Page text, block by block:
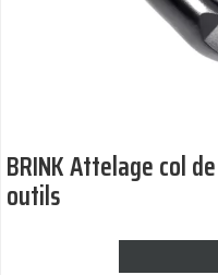
BRINK Attelage col
outils